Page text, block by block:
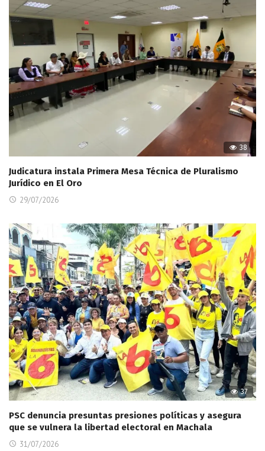
38
Judicatura instala Primera Mesa Técnica de Pluralismo
Jurídico en El Oro
29/07/2026
37
PSC denuncia presuntas presiones políticas y asegura
que se vulnera la libertad electoral en Machala
31/07/2026